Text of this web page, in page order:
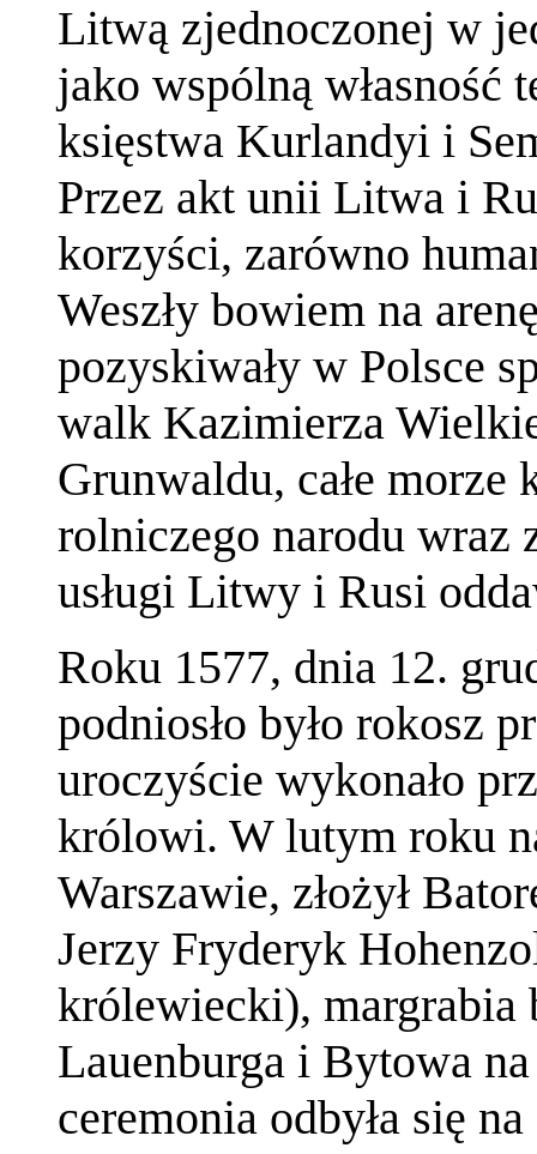
Litwą zjednoczonej w
jako wspólną własność
księstwa Kurlandyi i
Przez akt unii Litwa i
korzyści, zarówno
Weszły bowiem na
pozyskiwały w Polsce
walk Kazimierza
Grunwaldu, całe
rolniczego narodu wraz
usługi Litwy i Rusi
Roku 1577, dnia 12.
podniosło było rokosz
uroczyście wykonało
królowi. W lutym roku
Warszawie, złożył
Jerzy Fryderyk
królewiecki), margrabia
Lauenburga i Bytowa
ceremonia odbyła się